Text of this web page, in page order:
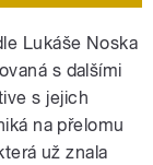
Lukáše Noska
s dalšími
s jejich
na přelomu
už znala